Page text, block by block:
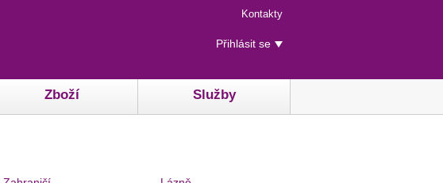
Menu
rychlého
přístupu
Kontakty
Uživatelské
menu
Přihlásit se
Zboží Služby